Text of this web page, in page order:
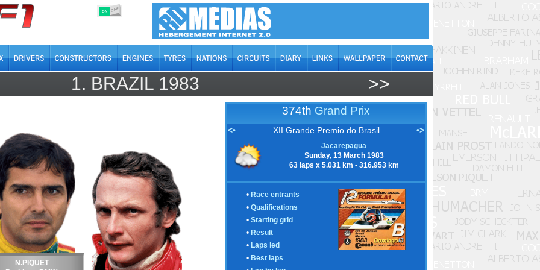
ON OFF
1. BRAZIL 1983 >>
N.PIQUET
374th Grand Prix
<• XII Grande Premio do Brasil •>
Jacarepagua
Sunday, 13 March 1983
63 laps x 5.031 km - 316.953 km
• Race entrants
• Qualifications
• Starting grid
• Result
• Laps led
• Best laps